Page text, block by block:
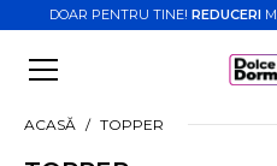
DOAR PENTRU TINE! REDUCERI
ACASĂ TOPPER